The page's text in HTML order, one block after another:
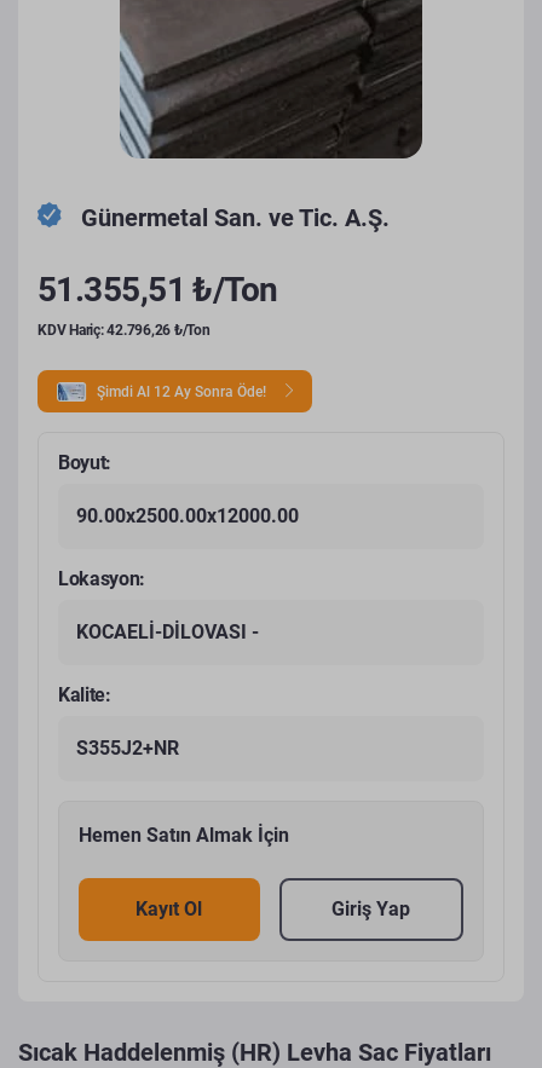
Günermetal San. ve Tic. A.Ş.
51.355,51 ₺/Ton
KDV Hariç: 42.796,26 ₺/Ton
Şimdi Al 12 Ay Sonra Öde!
Boyut:
90.00x2500.00x12000.00
Lokasyon:
KOCAELİ-DİLOVASI -
Kalite:
S355J2+NR
Hemen Satın Almak İçin
Kayıt Ol Giriş Yap
Sıcak Haddelenmiş (HR) Levha Sac Fiyatları